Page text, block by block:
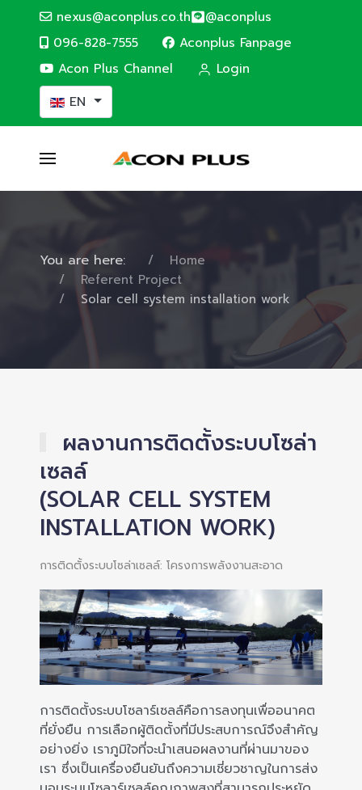
nexus@aconplus.co.th @aconplus
096-828-7555
Aconplus Fanpage
Acon Plus Channel
Login
Select your language
EN
You are here:
Home
Referent Project
Solar cell system installation work
ผลงานการติดตั้งระบบโซล่า
เซลล์
(SOLAR CELL SYSTEM
INSTALLATION WORK)
การติดตั้งระบบโซล่าเซลล์: โครงการพลังงานสะอาด
การติดตั้งระบบโซลาร์เซลล์คือการลงทุนเพื่ออนาคต
ที่ยั่งยืน การเลือกผู้ติดตั้งที่มีประสบการณ์จึงสำคัญ
อย่างยิ่ง เราภูมิใจที่จะนำเสนอผลงานที่ผ่านมาของ
เรา ซึ่งเป็นเครื่องยืนยันถึงความเชี่ยวชาญในการส่ง